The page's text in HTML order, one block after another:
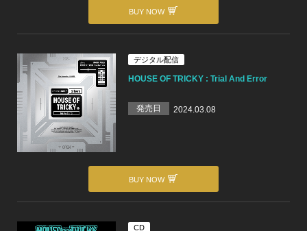
BUY NOW
デジタル配信
HOUSE OF TRICKY : Trial And Error
発売日 2024.03.08
BUY NOW
CD